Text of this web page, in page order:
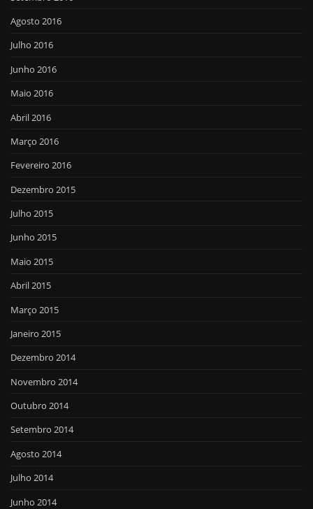
Agosto 2016
Julho 2016
Junho 2016
Maio 2016
Abril 2016
Março 2016
Fevereiro 2016
Dezembro 2015
Julho 2015
Junho 2015
Maio 2015
Abril 2015
Março 2015
Janeiro 2015
Dezembro 2014
Novembro 2014
Outubro 2014
Setembro 2014
Agosto 2014
Julho 2014
Junho 2014